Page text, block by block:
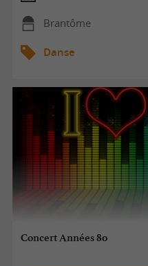
Brantôme
Danse
Concert Années 80